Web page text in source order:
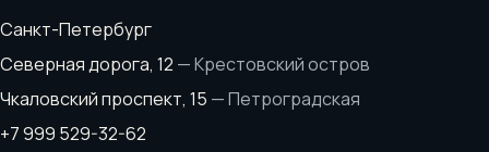
Санкт-Петербург
Северная дорога, 12 —Крестовский остров
Чкаловский проспект, 15 —Петроградская
+7 999 529-32-62